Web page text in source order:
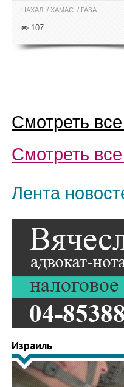
ЦАХАЛ ХАМАС ГАЗА
107
Смотреть все
Смотреть все
Лента
Израиль